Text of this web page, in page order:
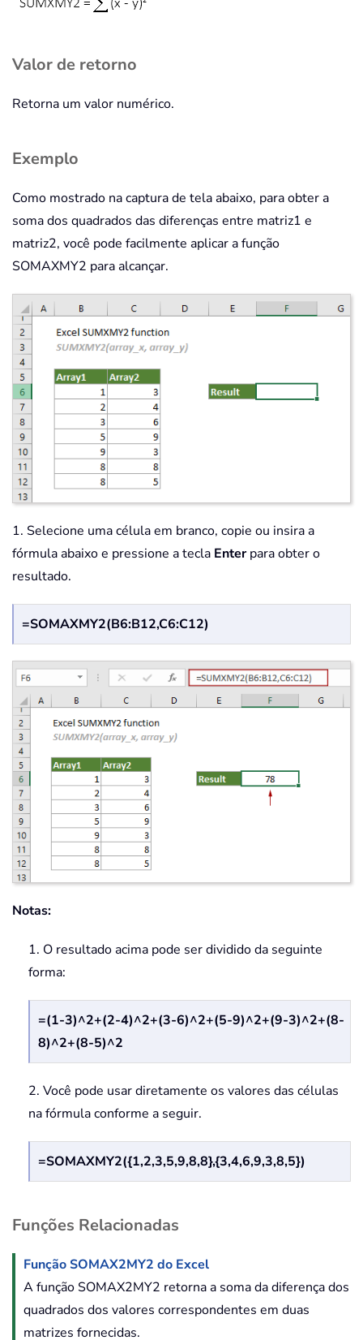
Valor de retorno
Retorna um valor numérico.
Exemplo
Como mostrado na captura de tela abaixo, para obter a
soma dos quadrados das diferenças entre matriz1 e
matriz2, você pode facilmente aplicar a função
SOMAXMY2 para alcançar.
1. Selecione uma célula em branco, copie ou insira a
fórmula abaixo e pressione a tecla Enterpara obter o
resultado.
=SOMAXMY2(B6:B12,C6:C12)
Notas:
1. O resultado acima pode ser dividido da seguinte
forma:
=(1-3)^2+(2-4)^2+(3-6)^2+(5-9)^2+(9-3)^2+(8-
8)^2+(8-5)^2
2. Você pode usar diretamente os valores das células
na fórmula conforme a seguir.
=SOMAXMY2({1,2,3,5,9,8,8},{3,4,6,9,3,8,5})
Funções Relacionadas
Função SOMAX2MY2 do Excel
A função SOMAX2MY2 retorna a soma da diferença dos
quadrados dos valores correspondentes em duas
matrizes fornecidas.